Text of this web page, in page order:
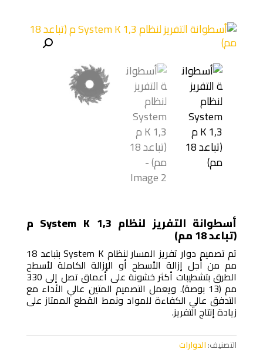
أسطوانة التفريز لنظام System K 1,3 م
(تباعد 18 مم)
تم تصميم دوار تفريز المسار لنظام System K بتباعد 18
مم من أجل إزالة الأسطح أو الإزالة الكاملة لأسطح
الطرق بتشطيبات أكثر خشونة على أعماق تصل إلى 330
مم (13 بوصة). ويعمل التصميم المتين عالي الأداء مع
التدفق عالي الكفاءة للمواد ونمط القطع الممتاز على
زيادة إنتاج التفريز.
التصنيف:الدوارات